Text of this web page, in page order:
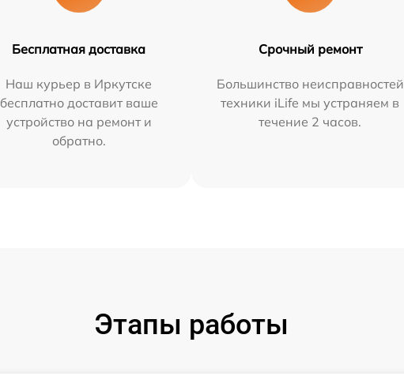
Бесплатная доставка
Наш курьер в Иркутске
бесплатно доставит ваше
устройство на ремонт и
обратно.
Срочный ремонт
Большинство неисправностей
техники iLife мы устраняем в
течение 2 часов.
Этапы работы